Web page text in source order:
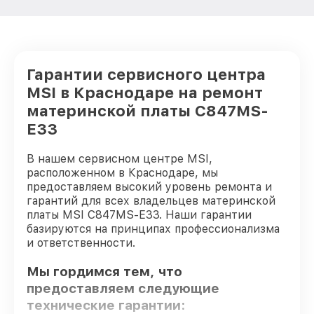
Гарантии сервисного центра
MSI в Краснодаре на ремонт
материнской платы C847MS-
E33
В нашем сервисном центре MSI,
расположенном в Краснодаре, мы
предоставляем высокий уровень ремонта и
гарантий для всех владельцев материнской
платы MSI C847MS-E33. Наши гарантии
базируются на принципах профессионализма
и ответственности.
Мы гордимся тем, что
предоставляем следующие
технические гарантии: